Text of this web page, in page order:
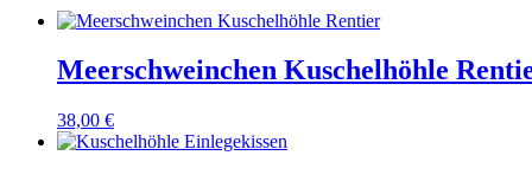
Meerschweinchen Kuschelhöhle
38,00 €